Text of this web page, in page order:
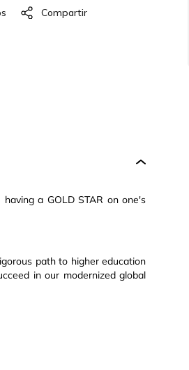
a GOLD STAR on one's
path to higher education
in our modernized global